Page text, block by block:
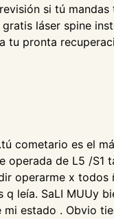
si tú mandas
láser spine
tu pronta
cometario es el
operada de L5 /S1
operarme x todos
q leía. SaLI MUUy
mi estado . Obvio